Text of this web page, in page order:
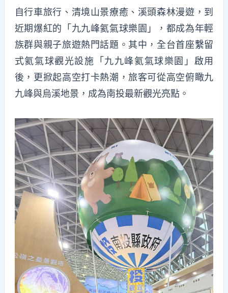
自行車旅行、清境山景療癒、溪頭森林漫遊，到
近期爆紅的「九九峰氦氣球樂園」，都成為年輕
族群與親子旅遊熱門話題。其中，全台首座繫留
式氦氣球觀光設施「九九峰氦氣球樂園」啟用
後，更掀起高空打卡熱潮，旅客可從高空俯瞰九
九峰與烏溪地景，成為南投最新觀光亮點。